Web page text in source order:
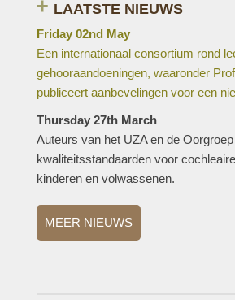
LAATSTE NIEUWS
Friday 02nd May
Een internationaal consortium rond
gehooraandoeningen, waaronder
publiceert aanbevelingen voor een
Thursday 27th March
Auteurs van het UZA en de
kwaliteitsstandaarden voor
kinderen en volwassenen.
MEER NIEUWS